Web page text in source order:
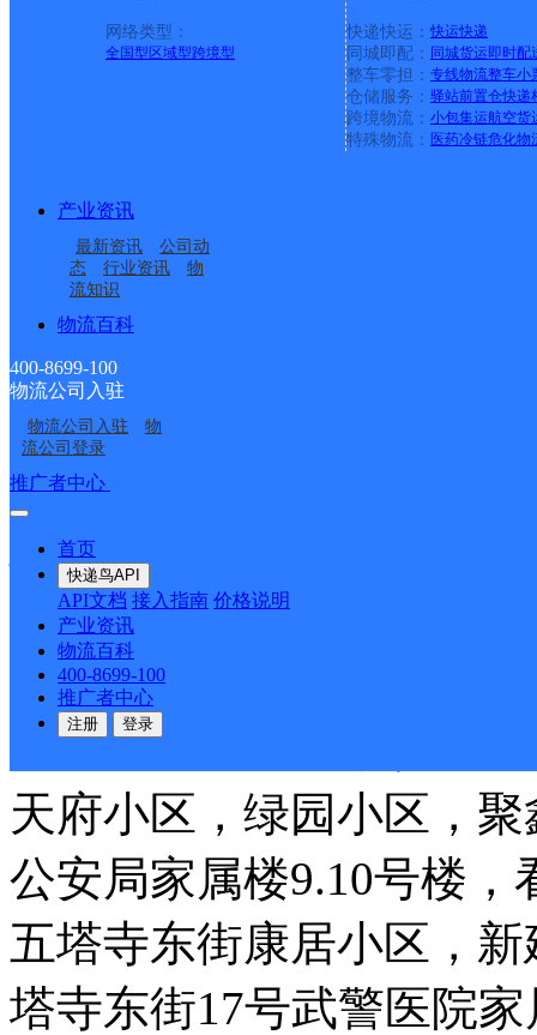
网络类型：
全国型 区域型跨境型
快递快运： 快运快递
同城即配： 同城货运即时配
整车零担： 专线物流整车小
仓储服务： 驿站前置仓快递
跨境物流： 小包集运航空货
特殊物流： 医药冷链危化物
产业资讯
最新资讯
公司动
态
行业资讯
物
流知识
物流百科
400-8699-100
物流公司入驻
物流公司入驻
物
流公司登录
推广者中心
首页
快递鸟API
API文档 接入指南 价格说明
产业资讯
物流百科
400-8699-100
推广者中心
注册 登录
写字楼，维多利时代城
1.2.3.6.7.8号楼，海亮
海亮三期名门9.10.11号
厦，锡林郭勒南路3号加
号儿童探索博物馆，9
部，11号都市华庭，13
银行满都拉支行，167号
楼，15号北方联合电力
心，3号林业设计院，5
元能源公司、北元食府
五塔寺东街支行，五塔
9.12.27.28.29.30号楼，
天府小区，绿园小区，
公安局家属楼9.10号楼
五塔寺东街康居小区，
塔寺东街17号武警医院